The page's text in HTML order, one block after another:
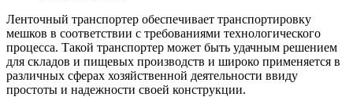
Ленточный транспортер обеспечивает транспортировку
мешков в соответствии с требованиями технологического
процесса. Такой транспортер может быть удачным решением
для складов и пищевых производств и широко применяется в
различных сферах хозяйственной деятельности ввиду
простоты и надежности своей конструкции.